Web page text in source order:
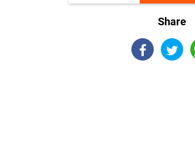
Share